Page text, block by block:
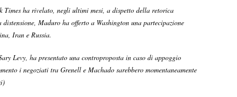
Times ha rivelato, negli ultimi mesi, a dispetto della retorica
Maduro ha offerto a Washington una partecipazione
Iran e Russia.
Levy, ha presentato una controproposta in caso di appoggio
i negoziati tra Grenell e Machado sarebbero momentaneamente